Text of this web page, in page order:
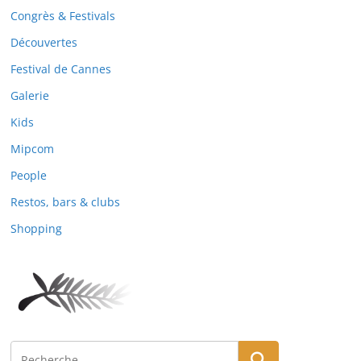
Congrès & Festivals
Découvertes
Festival de Cannes
Galerie
Kids
Mipcom
People
Restos, bars & clubs
Shopping